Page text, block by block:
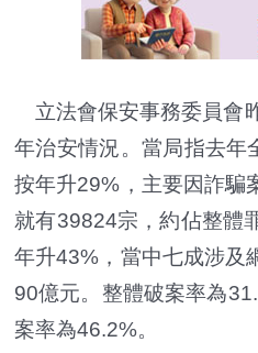
立法會保安事務委員會
年治安情況。當局指去年
按年升29%，主要因詐騙
就有39824宗，約佔整體
年升43%，當中七成涉及
90億元。整體破案率為
案率為46.2%。